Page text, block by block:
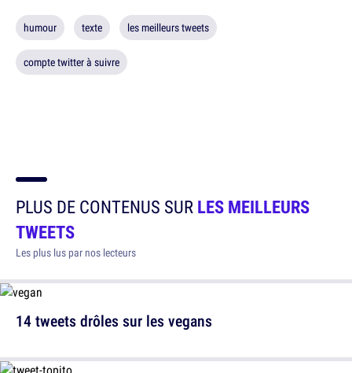
humour texte les meilleurs tweets
compte twitter à suivre
PLUS DE CONTENUS SURLES MEILLEURS
TWEETS
Les plus lus par nos lecteurs
14 tweets drôles sur les vegans